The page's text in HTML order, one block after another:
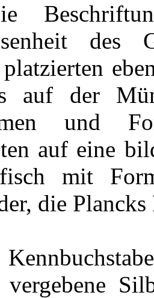
des
auf der
und
auf eine
mit
die
vergebene